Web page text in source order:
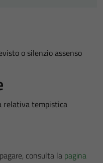
o silenzio assenso
relativa tempistica
consulta la pagina